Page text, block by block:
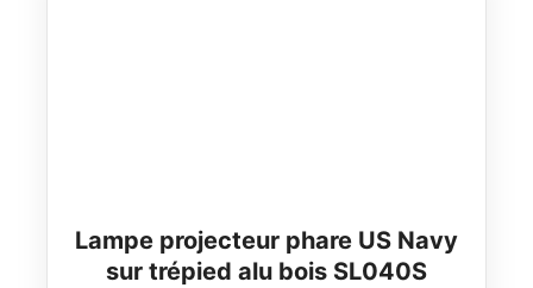
Lampe projecteur phare US Navy
sur trépied alu bois SL040S